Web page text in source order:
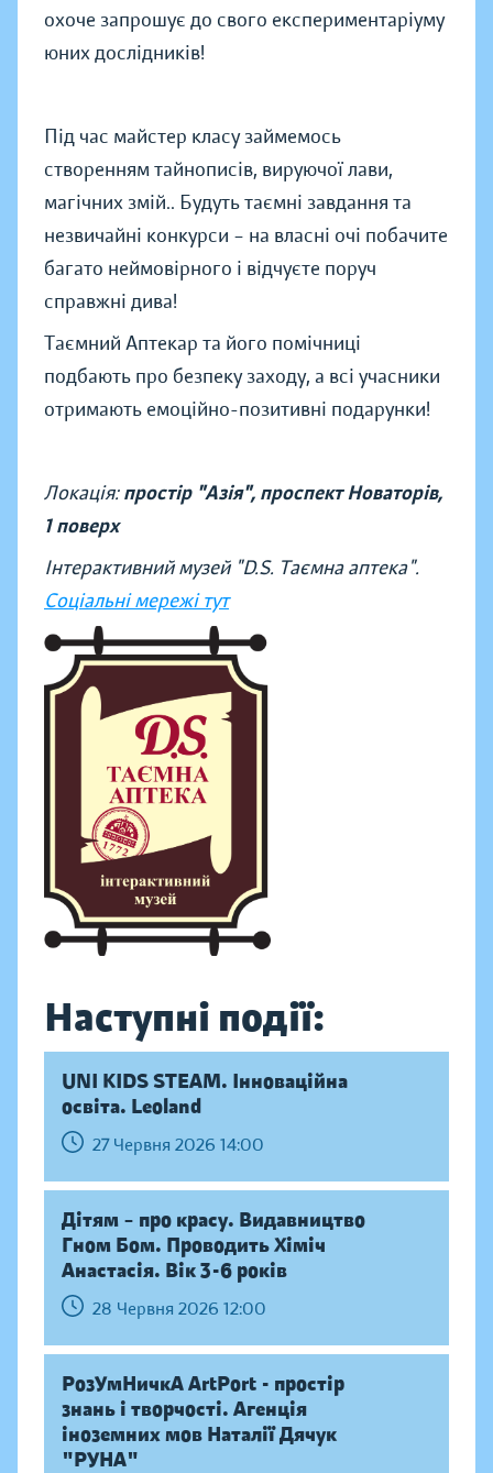
охоче запрошує до свого експериментаріуму
юних дослідників!
Під час майстер класу займемось
створенням тайнописів, вируючої лави,
магічних змій.. Будуть таємні завдання та
незвичайні конкурси – на власні очі побачите
багато неймовірного і відчуєте поруч
справжні дива!
Таємний Аптекар та його помічниці
подбають про безпеку заходу, а всі учасники
отримають емоційно-позитивні подарунки!
Локація:простір "Азія", проспект Новаторів,
1 поверх
Інтерактивний музей "D.S. Таємна аптека".
Соціальні мережі тут
Наступні події:
UNI KIDS STEAM. Інноваційна
освіта. Leoland
27 Червня 2026 14:00
Дітям – про красу. Видавництво
Гном Бом. Проводить Хіміч
Анастасія. Вік 3-6 років
28 Червня 2026 12:00
РозУмНичкА ArtPort - простір
знань і творчості. Агенція
іноземних мов Наталії Дячук
"РУНА"